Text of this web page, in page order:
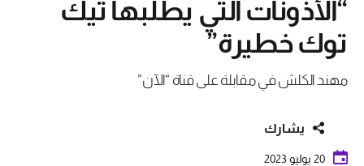
“الأذونات التي يطلبها تيك
توك خطيرة”
مهند الكلش في مقابلة على قناة “الآن”
يشارك
20 يوليو 2023